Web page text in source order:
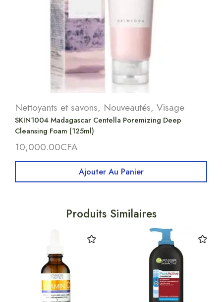
Nettoyants et savons, Nouveautés, Visage
SKIN1004 Madagascar Centella Poremizing Deep
Cleansing Foam (125ml)
10,000.00CFA
Ajouter Au Panier
Produits Similaires